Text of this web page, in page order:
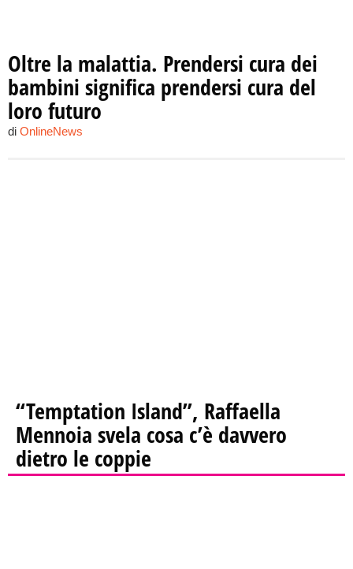
Oltre la malattia. Prendersi cura dei
bambini significa prendersi cura del
loro futuro
di OnlineNews
“Temptation Island”, Raffaella
Mennoia svela cosa c’è davvero
dietro le coppie